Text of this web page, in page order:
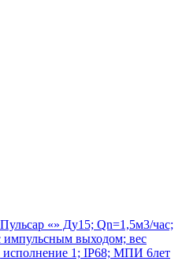
«» Ду15; Qn=1,5м3/час;
выходом; вес
1; IP68; МПИ 6лет